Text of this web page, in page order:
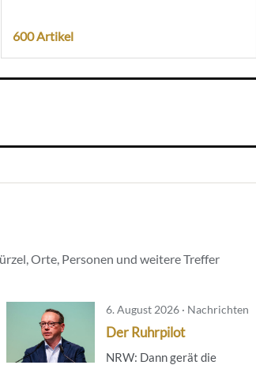
600 Artikel
Orte, Personen und weitere Treffer
6. August 2026 · Nachrichten
Der Ruhrpilot
NRW: Dann gerät die